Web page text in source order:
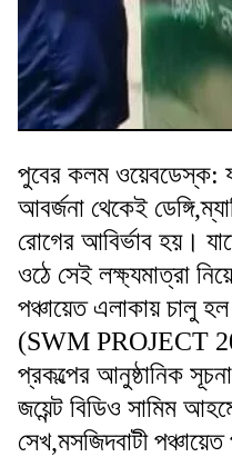
পুবের কলম ওয়েবডেস্ক:
আবর্জনা থেকেই
রোগের আবির্ভাব হয়।
ওঠে সেই লক্ষ্যমাত্রা
পঞ্চায়েত এলাকায় চালু
(SWM PROJECT
প্রকল্পের আনুষ্ঠানিক
জয়েন্ট বিডিও সামিম
সেখ,মসজিদবাটী